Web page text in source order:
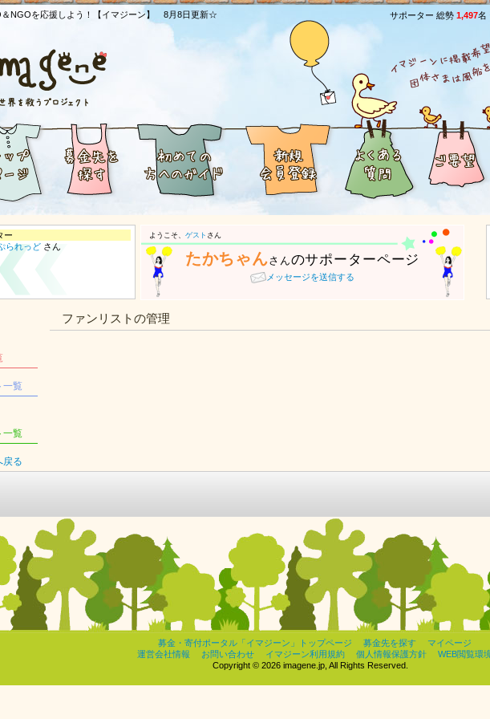
＆NGOを応援しよう！【イマジーン】 8月8日更新☆ サポーター 総勢 1,497名
ー
られっど さん
ようこそ、 ゲスト さん
たかちゃんさんのサポーターページ
メッセージを送信する
一覧
一覧
戻る
ファンリストの管理
募金・寄付ポータル「イマジーン」トップページ 募金先を探す
マイページ
運営会社情報
お問い合わせ イマジーン利用規約 個人情報保護方針
WEB閲覧環
Copyright © 2026 imagene.jp, All Rights Reserved.